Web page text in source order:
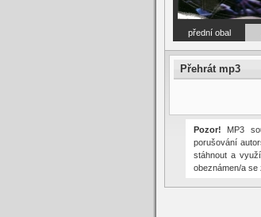
přední obal
Přehrát mp3
Pozor! MP3
porušování
stáhnout a
obeznámen/a se